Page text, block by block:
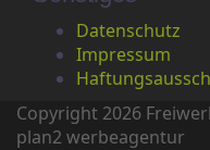
Datenschutz
Impressum
Copyright 2026
plan2 werbeagentur